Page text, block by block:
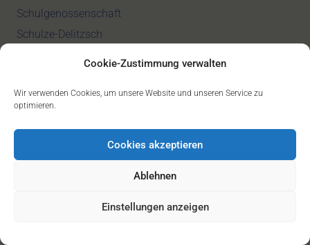
Cookie-Zustimmung verwalten
Wir verwenden Cookies, um unsere Website und unseren Service zu
optimieren.
Cookies akzeptieren
Ablehnen
Einstellungen anzeigen
Schulgenossenschaft
Schulze-Delitzsch
Small Banking Box
SOLAWI Solidarische Landwirtschaft
Solidarische Ökonomie
Sozialgenossenschaften